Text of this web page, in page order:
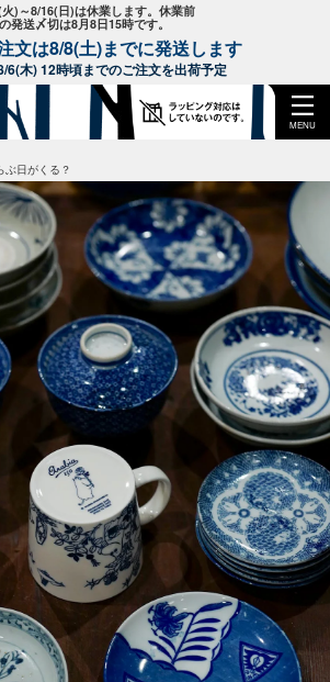
)～8/16(日)は休業します。休業前
の発送〆切は8月8日15時です。
文は8/8(土)までに発送します
6(木) 12時頃までのご注文を出荷予定
MENU
ぶ日がくる？